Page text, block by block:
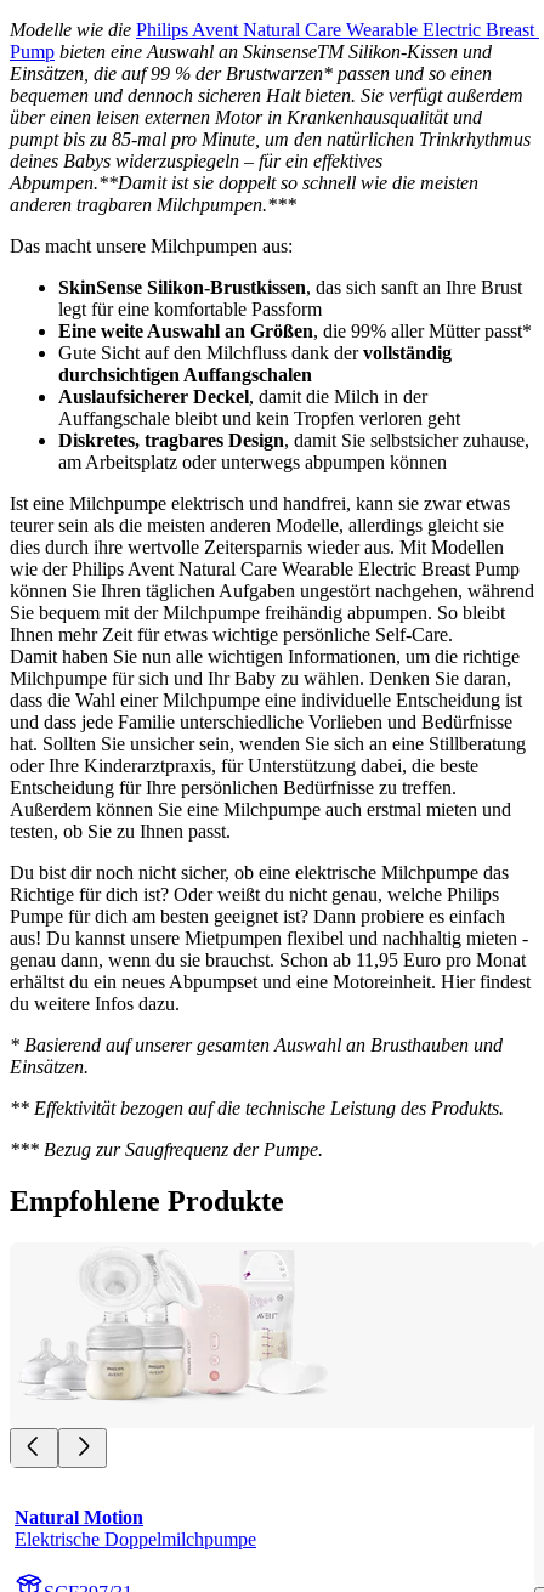
Modelle wie die Philips Avent Natural Care Wearable Electric Breast
Pump bieten eine Auswahl an SkinsenseTM Silikon-Kissen und
Einsätzen, die auf 99 % der Brustwarzen* passen und so einen
bequemen und dennoch sicheren Halt bieten. Sie verfügt außerdem
über einen leisen externen Motor in Krankenhausqualität und
pumpt bis zu 85-mal pro Minute, um den natürlichen Trinkrhythmus
deines Babys widerzuspiegeln – für ein effektives
Abpumpen.**Damit ist sie doppelt so schnell wie die meisten
anderen tragbaren Milchpumpen.***
Das macht unsere Milchpumpen aus:
SkinSense Silikon-Brustkissen, das sich sanft an Ihre Brust
legt für eine komfortable Passform
Eine weite Auswahl an Größen
Gute Sicht auf den Milchfluss dank der vollständig
durchsichtigen Auffangschalen
Auslaufsicherer Deckel, damit die Milch in der
Auffangschale bleibt und kein Tropfen verloren geht
Diskretes, tragbares Design, damit Sie selbstsicher zuhause,
am Arbeitsplatz oder unterwegs abpumpen können
Ist eine Milchpumpe elektrisch und handfrei, kann sie zwar etwas
teurer sein als die meisten anderen Modelle, allerdings gleicht sie
dies durch ihre wertvolle Zeitersparnis wieder aus. Mit Modellen
wie der Philips Avent Natural Care Wearable Electric Breast Pump
können Sie Ihren täglichen Aufgaben ungestört nachgehen, während
Sie bequem mit der Milchpumpe freihändig abpumpen. So bleibt
Ihnen mehr Zeit für etwas wichtige persönliche Self-Care.
Damit haben Sie nun alle wichtigen Informationen, um die richtige
Milchpumpe für sich und Ihr Baby zu wählen. Denken Sie daran,
dass die Wahl einer Milchpumpe eine individuelle Entscheidung ist
und dass jede Familie unterschiedliche Vorlieben und Bedürfnisse
hat. Sollten Sie unsicher sein, wenden Sie sich an eine Stillberatung
oder Ihre Kinderarztpraxis, für Unterstützung dabei, die beste
Entscheidung für Ihre persönlichen Bedürfnisse zu treffen.
Außerdem können Sie eine Milchpumpe auch erstmal mieten und
testen, ob Sie zu Ihnen passt.
Du bist dir noch nicht sicher, ob eine elektrische Milchpumpe das
Richtige für dich ist? Oder weißt du nicht genau, welche Philips
Pumpe für dich am besten geeignet ist? Dann probiere es einfach
aus! Du kannst unsere Mietpumpen flexibel und nachhaltig mieten -
genau dann, wenn du sie brauchst. Schon ab 11,95 Euro pro Monat
erhältst du ein neues Abpumpset und eine Motoreinheit. Hier findest
du weitere Infos dazu.
* Basierend auf unserer gesamten Auswahl an Brusthauben und
Einsätzen.
** Effektivität bezogen auf die technische Leistung des Produkts.
*** Bezug zur Saugfrequenz der Pumpe.
Empfohlene Produkte
Natural Motion
Elektrische Doppelmilchpumpe